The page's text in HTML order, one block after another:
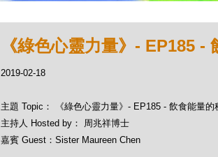
《綠色心靈力量》- EP185 -
2019-02-18
主題 Topic： 《綠色心靈力量》- EP185 - 飲食能量的
主持人 Hosted by： 周兆祥博士
嘉賓 Guest：Sister Maureen Chen